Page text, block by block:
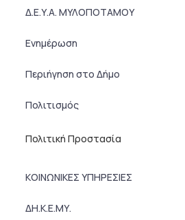
Δ.Ε.Υ.Α. ΜΥΛΟΠΟΤΑΜΟΥ
Ενημέρωση
Περιήγηση στο Δήμο
Πολιτισμός
Πολιτική Προστασία
ΚΟΙΝΩΝΙΚΕΣ ΥΠΗΡΕΣΙΕΣ
ΔΗ.Κ.Ε.ΜΥ.